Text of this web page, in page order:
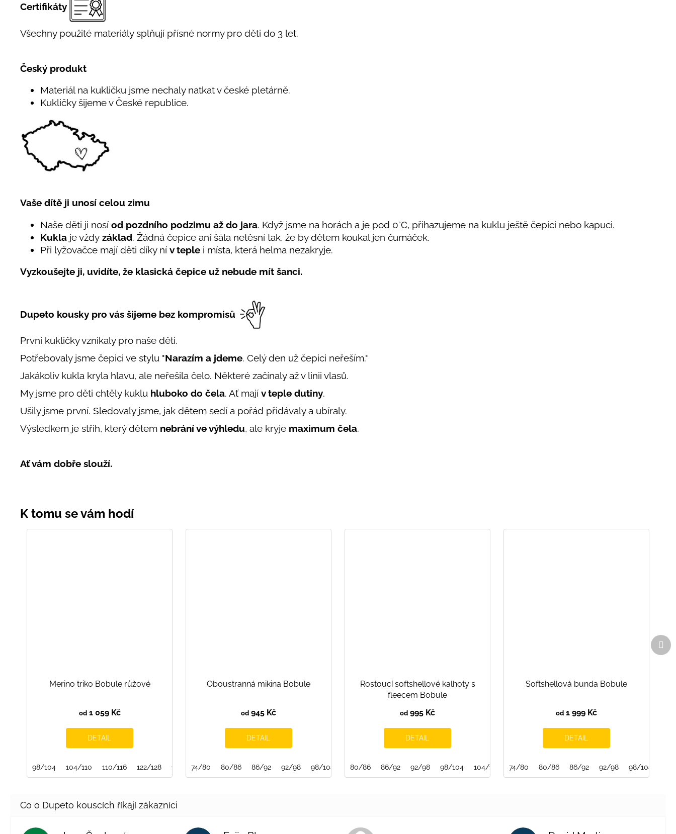
Certifikáty
Všechny použité materiály splňují přísné normy pro děti do 3 let.
Český produkt
Materiál na kukličku jsme nechaly natkat v české pletárně.
Kukličky šijeme v České republice.
Vaše dítě ji unosí celou zimu
Naše děti ji nosí od pozdního podzimu až do jara. Když jsme na horách a je pod 0°C, přihazujeme na kuklu ještě čepici nebo kapuci.
Kukla je vždy základ. Žádná čepice ani šála netěsní tak, že by dětem koukal jen čumáček.
Při lyžovačce mají děti díky ní v teple i místa, která helma nezakryje.
Vyzkoušejte ji, uvidíte, že klasická čepice už nebude mít šanci.
Dupeto kousky pro vás šijeme bez kompromisů
První kukličky vznikaly pro naše děti.
Potřebovaly jsme čepici ve stylu "Narazím a jdeme. Celý den už čepici neřeším."
Jakákoliv kukla kryla hlavu, ale neřešila čelo. Některé začínaly až v linii vlasů.
My jsme pro děti chtěly kuklu hluboko do čela. Ať mají v teple dutiny.
Ušily jsme první. Sledovaly jsme, jak dětem sedí a pořád přidávaly a ubíraly.
Výsledkem je střih, který dětem nebrání ve výhledu, ale kryje maximum čela.
Ať vám dobře slouží.
Merino triko Bobule růžové
od1 059 Kč
DETAIL
98/104 104/110 110/116 122/128 128/134 134/140
Oboustranná mikina Bobule
od 945 Kč
DETAIL
74/80 80/86 86/92 92/98 98/104 116/122 122/128 134/140 146/152 152/158
Rostoucí softshellové kalhoty s
fleecem Bobule
od 995 Kč
DETAIL
80/86 86/92 92/98 98/104 104/110 110/116 116/122 122/128 128/134
Softshellová bunda Bobule
od 1 999 Kč
DETAIL
74/80 80/86 86/92 92/98 98/104